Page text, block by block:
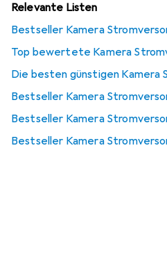
Relevante Listen
Bestseller Kamera
Top bewertete Kamera
Die besten günstigen Kamera
Bestseller Kamera
Bestseller Kamera
Bestseller Kamera